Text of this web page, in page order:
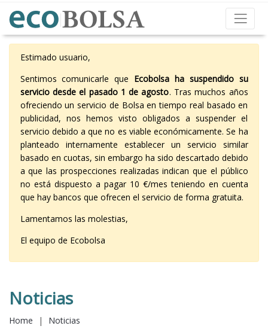
Estimado usuario,
Sentimos comunicarle que Ecobolsa ha suspendido su
servicio desde el pasado 1 de agosto. Tras muchos años
ofreciendo un servicio de Bolsa en tiempo real basado en
publicidad, nos hemos visto obligados a suspender el
servicio debido a que no es viable económicamente. Se ha
planteado internamente establecer un servicio similar
basado en cuotas, sin embargo ha sido descartado debido
a que las prospecciones realizadas indican que el público
no está dispuesto a pagar 10 €/mes teniendo en cuenta
que hay bancos que ofrecen el servicio de forma gratuita.
Lamentamos las molestias,
El equipo de Ecobolsa
Noticias
Home | Noticias